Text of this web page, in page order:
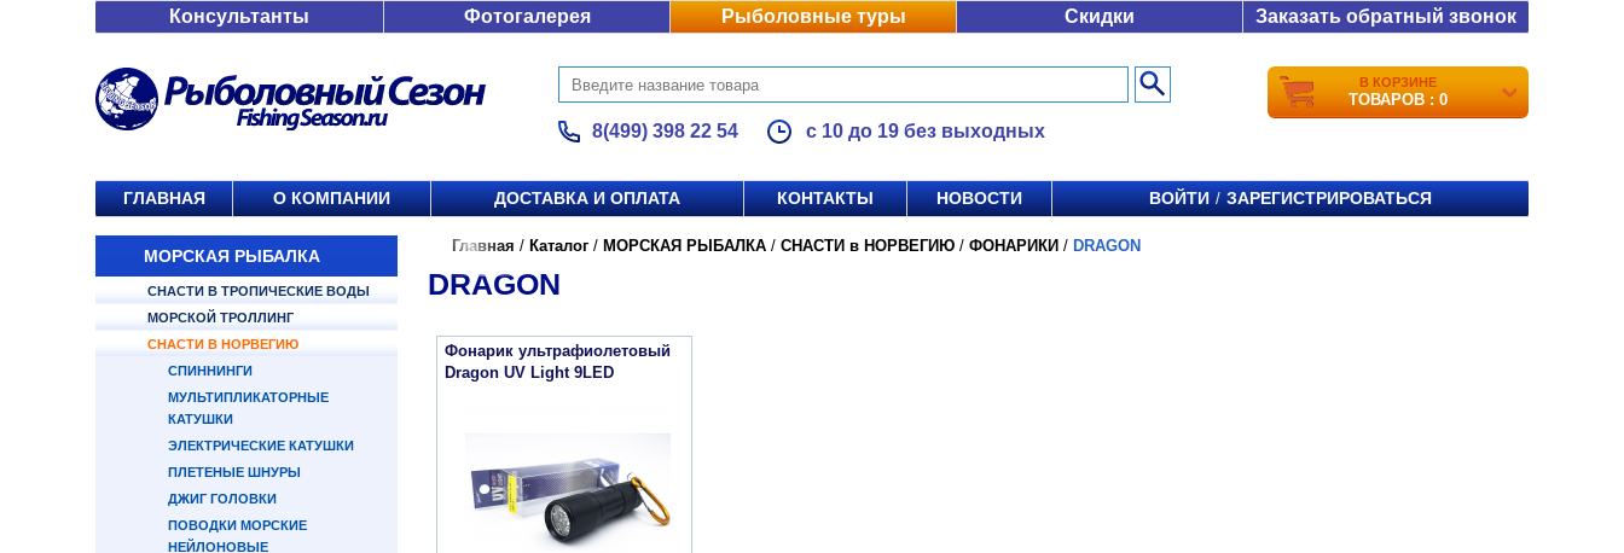
Консультанты Фотогалерея Рыболовные туры Скидки Заказать обратный звонок
8(499) 398 22 54 с 10 до 19 без выходных
В КОРЗИНЕ
ТОВАРОВ : 0
ГЛАВНАЯ О КОМПАНИИ ДОСТАВКА И ОПЛАТА КОНТАКТЫ НОВОСТИ ВОЙТИ / ЗАРЕГИСТРИРОВАТЬСЯ
МОРСКАЯ РЫБАЛКА
СНАСТИ В ТРОПИЧЕСКИЕ ВОДЫ
МОРСКОЙ ТРОЛЛИНГ
СНАСТИ В НОРВЕГИЮ
СПИННИНГИ
МУЛЬТИПЛИКАТОРНЫЕ
КАТУШКИ
ЭЛЕКТРИЧЕСКИЕ КАТУШКИ
ПЛЕТЕНЫЕ ШНУРЫ
ДЖИГ ГОЛОВКИ
ПОВОДКИ МОРСКИЕ
НЕЙЛОНОВЫЕ
Главная / Каталог / МОРСКАЯ РЫБАЛКА / СНАСТИ в НОРВЕГИЮ / ФОНАРИКИ / DRAGON
DRAGON
Фонарик ультрафиолетовый
Dragon UV Light 9LED